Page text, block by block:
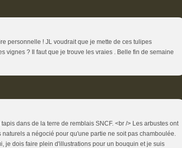
personnelle ! JL voudrait que je mette de ces tulipes
vignes ? Il faut que je trouve les vraies . Belle fin de semaine
dans de la terre de remblais SNCF. <br /> Les arbustes ont
a négocié pour qu'une partie ne soit pas chamboulée.
je dois faire plein d'illustrations pour un bouquin et je suis